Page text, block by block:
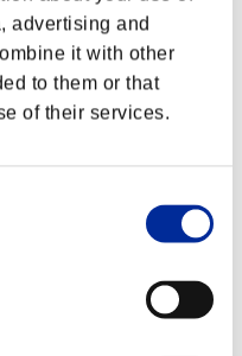
advertising and
it with other
to them or that
of their services.